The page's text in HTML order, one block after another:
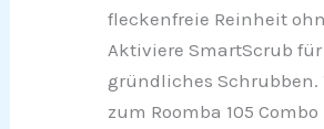
fleckenfreie Reinheit
Aktiviere SmartScrub für
gründliches Schrubben.
zum Roomba 105 Combo